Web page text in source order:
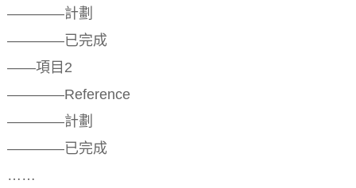
————計劃
————已完成
——項目2
————Reference
————計劃
————已完成
……